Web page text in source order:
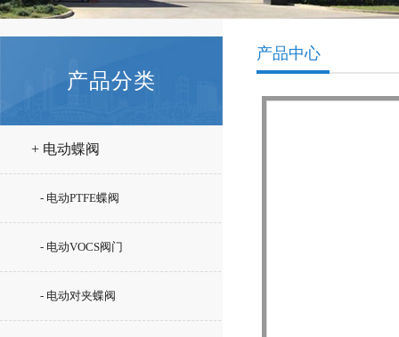
产品分类
+ 电动蝶阀
- 电动PTFE蝶阀
- 电动VOCS阀门
- 电动对夹蝶阀
产品中心